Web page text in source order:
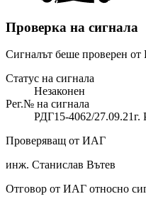
Проверка на сигнала
Сигналът беше проверен от
Статус на сигнала
Незаконен
Рег.№ на сигнала
РДГ15-4062/27.09.21г.
Проверяващ от ИАГ
инж. Станислав Вътев
Отговор от ИАГ относно